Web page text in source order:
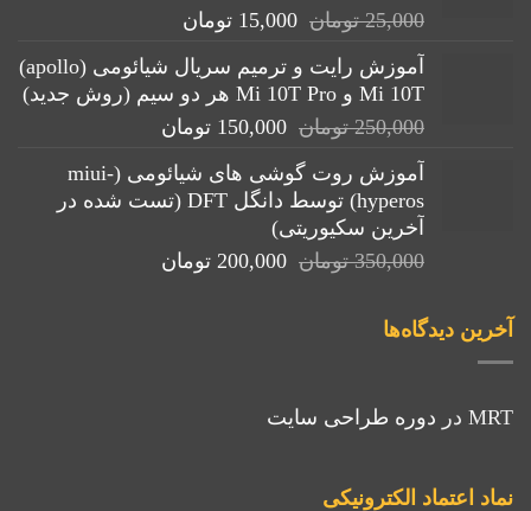
25,000 تومان قیمت
25,000 تومان
بود.
15,000 تومان
15,000 تومان.
آموزش رایت و ترمیم سریال شیائومی (apollo)
Mi 10T و Mi 10T Pro هر دو سیم (روش جدید)
250,000 تومان قیمت
250,000 تومان
بود.
150,000 تومان
150,000 تومان.آموزش روت گوشی های شیائومی (miui-
hyperos) توسط دانگل DFT (تست شده در
آخرین سکیوریتی)
350,000 تومان قیمت
200,000 تومان
آخرین دیدگاه‌ها
MRT در دوره طراحی سایت
نماد اعتماد الکترونیکی